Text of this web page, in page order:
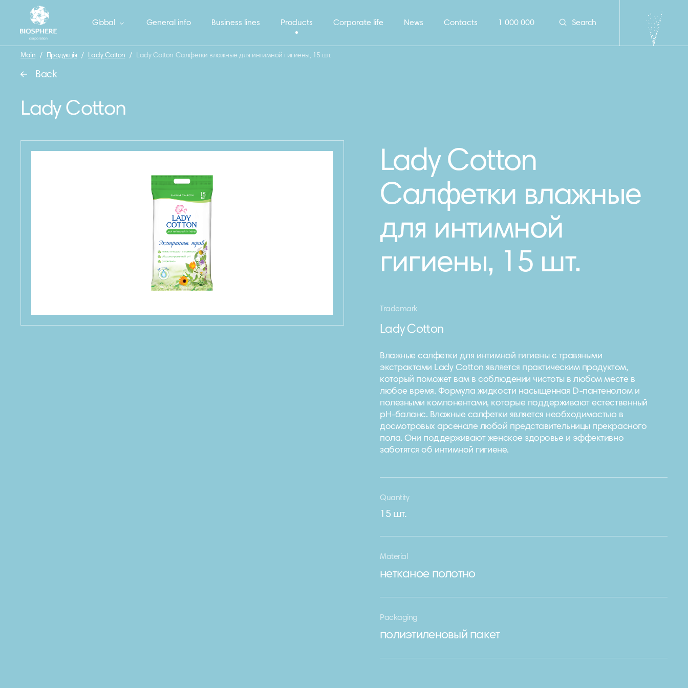
General info Business lines Products Corporate life News Contacts 1 000 000 Search
Global
Main / Продукція / Lady Cotton / Lady Cotton Салфетки влажные для интимной гигиены, 15 шт.
Back
Lady Cotton
Lady Cotton
Салфетки влажные
для интимной
гигиены, 15 шт.
Trademark
Lady Cotton
Влажные салфетки для интимной гигиены с травяными
экстрактами Lady Cotton является практическим продуктом,
который поможет вам в соблюдении чистоты в любом месте в
любое время. Формула жидкости насыщенная D-пантенолом и
полезными компонентами, которые поддерживают естественный
pH-баланс. Влажные салфетки является необходимостью в
досмотровых арсенале любой представительницы прекрасного
пола. Они поддерживают женское здоровье и эффективно
заботятся об интимной гигиене.
Quantity
15 шт.
Material
нетканое полотно
Packaging
полиэтиленовый пакет